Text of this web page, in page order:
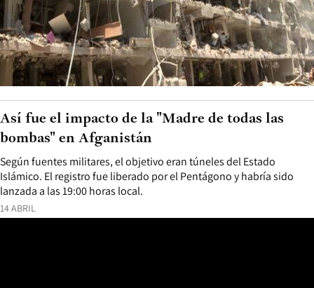
14 ABRIL
Según fuentes militares, el objetivo eran túneles del Estado
Islámico. El registro fue liberado por el Pentágono y habría sido
lanzada a las 19:00 horas local.
Así fue el impacto de la "Madre de todas las
bombas" en Afganistán